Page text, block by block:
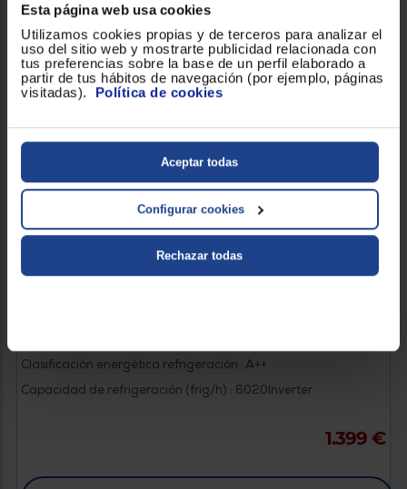
Esta página web usa cookies
Utilizamos cookies propias y de terceros para analizar el
uso del sitio web y mostrarte publicidad relacionada con
tus preferencias sobre la base de un perfil elaborado a
partir de tus hábitos de navegación (por ejemplo, páginas
visitadas). Política de cookies
Aceptar todas
Configurar cookies
Rechazar todas
Clasificación energética refrigeración : A++
Capacidad de refrigeración (frig/h) : 6020 Inverter
1.399 €